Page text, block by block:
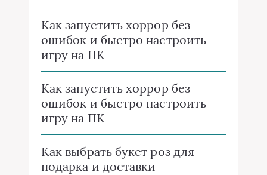
Как запустить хоррор без
ошибок и быстро настроить
игру на ПК
Как запустить хоррор без
ошибок и быстро настроить
игру на ПК
Как выбрать букет роз для
подарка и доставки